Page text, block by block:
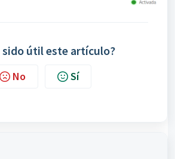
sido útil este artículo?
No Sí